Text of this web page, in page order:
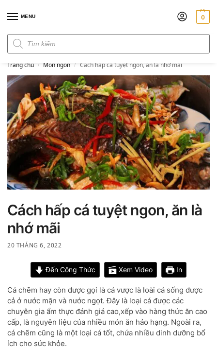
MENU 0
Trang chủ / Món ngon / Cách hấp cá tuyệt ngon, ăn là nhớ mãi
Cách hấp cá tuyệt ngon, ăn là
nhớ mãi
20 THÁNG 6, 2022
Đến Công Thức Xem Video In
Cá chẽm hay còn được gọi là cá vược là loài cá sống được
cả ở nước mặn và nước ngọt. Đây là loại cá được các
chuyên gia ẩm thực đánh giá cao,xếp vào hàng thức ăn cao
cấp, là nguyên liệu của nhiều món ăn hảo hạng. Ngoài ra,
cá chẽm cũng là một loại cá tốt, chứa nhiều dinh dưỡng bổ
ích cho sức khỏe.